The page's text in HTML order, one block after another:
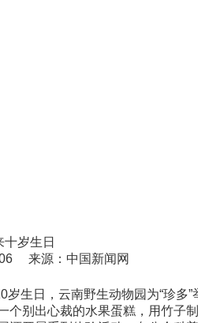
十岁生日
来源：中国新闻网
生日，云南野生动物园为“珍多”
个别出心裁的水果蛋糕，用竹子